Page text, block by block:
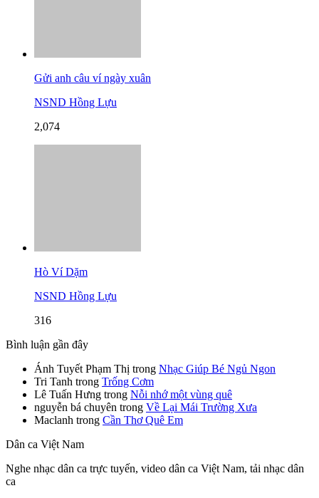
Gửi anh câu ví ngày xuân
NSND Hồng Lựu
2,074
Hò Ví Dặm
NSND Hồng Lựu
316
Bình luận gần đây
Ánh Tuyết Phạm Thị trong Nhạc Giúp Bé Ngủ Ngon
Tri Tanh trong Trống Cơm
Lê Tuấn Hưng trong Nỗi nhớ một vùng quê
nguyễn bá chuyên trong Về Lại Mái Trường Xưa
Maclanh trong Cần Thơ Quê Em
Dân ca Việt Nam
Nghe nhạc dân ca trực tuyến, video dân ca Việt Nam, tải nhạc dân
ca